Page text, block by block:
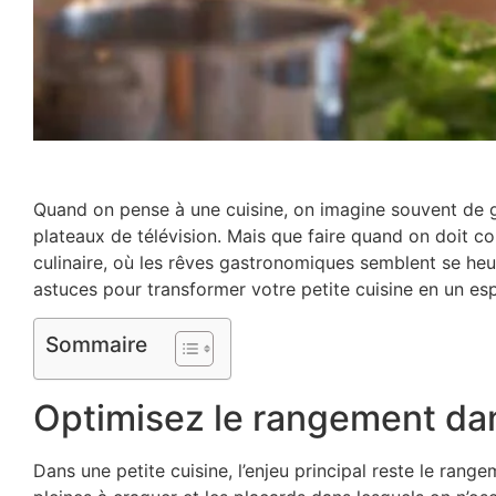
Quand on pense à une cuisine, on imagine souvent
plateaux de télévision. Mais que faire quand on doit
culinaire, où les rêves gastronomiques semblent se
astuces pour transformer votre petite cuisine en un
Sommaire
Optimisez le rangement
Dans une petite cuisine, l’enjeu principal reste le